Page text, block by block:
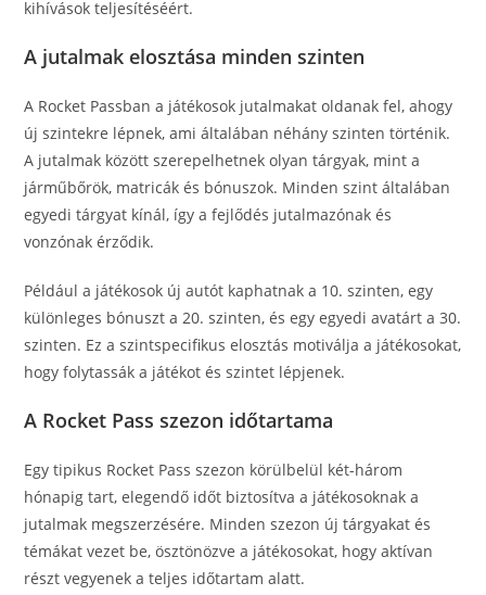
kihívások teljesítéséért.
A jutalmak elosztása minden szinten
A Rocket Passban a játékosok jutalmakat oldanak fel, ahogy
új szintekre lépnek, ami általában néhány szinten történik.
A jutalmak között szerepelhetnek olyan tárgyak, mint a
járműbőrök, matricák és bónuszok. Minden szint általában
egyedi tárgyat kínál, így a fejlődés jutalmazónak és
vonzónak érződik.
Például a játékosok új autót kaphatnak a 10. szinten, egy
különleges bónuszt a 20. szinten, és egy egyedi avatárt a 30.
szinten. Ez a szintspecifikus elosztás motiválja a játékosokat,
hogy folytassák a játékot és szintet lépjenek.
A Rocket Pass szezon időtartama
Egy tipikus Rocket Pass szezon körülbelül két-három
hónapig tart, elegendő időt biztosítva a játékosoknak a
jutalmak megszerzésére. Minden szezon új tárgyakat és
témákat vezet be, ösztönözve a játékosokat, hogy aktívan
részt vegyenek a teljes időtartam alatt.